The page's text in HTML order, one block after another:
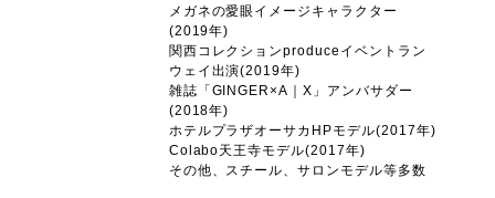
メガネの愛眼イメージキャラクター
(2019年)
関西コレクションproduceイベントラン
ウェイ出演(2019年)
雑誌「GINGER×A｜X」アンバサダー
(2018年)
ホテルプラザオーサカHPモデル(2017年)
Colabo天王寺モデル(2017年)
その他、スチール、サロンモデル等多数